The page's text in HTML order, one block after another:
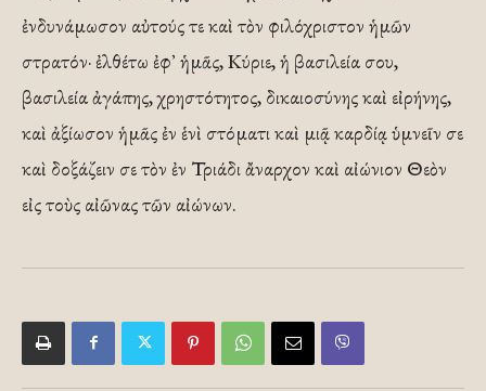
ἐνδυνάμωσον αὐτούς τε καὶ τὸν φιλόχριστον ἡμῶν
στρατόν· ἐλθέτω ἐφ᾿ ἡμᾶς, Κύριε, ἡ βασιλεία σου,
βασιλεία ἀγάπης, χρηστότητος, δικαιοσύνης καὶ εἰρήνης,
καὶ ἀξίωσον ἡμᾶς ἐν ἑνὶ στόματι καὶ μιᾷ καρδίᾳ ὑμνεῖν σε
καὶ δοξάζειν σε τὸν ἐν Τριάδι ἄναρχον καὶ αἰώνιον Θεὸν
εἰς τοὺς αἰῶνας τῶν αἰώνων.